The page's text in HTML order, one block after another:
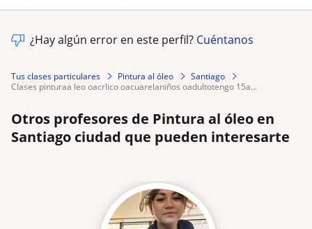
¿Hay algún error en este perfil? Cuéntanos
Tus clases particulares Pintura al óleo
Santiago
clases pinturaa leo oacrlico oacuarelaniños oadultotengo 15a...
Otros profesores de Pintura al óleo en
Santiago ciudad que pueden interesarte